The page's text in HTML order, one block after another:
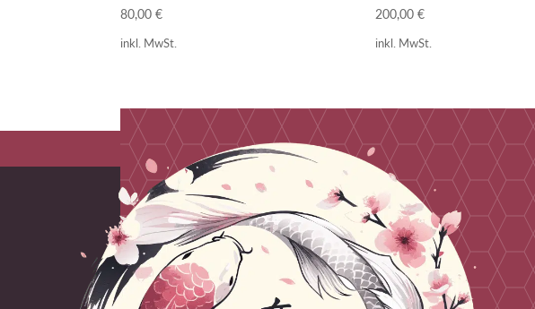
80,00€
inkl. MwSt.
200,00 €
inkl. MwSt.